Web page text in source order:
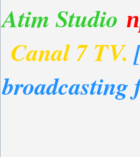
Atim Studio
Canal 7 TV.